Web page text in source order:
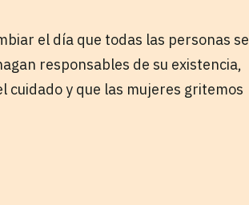
el día que todas las personas se
responsables de su existencia,
cuidado y que las mujeres gritemos